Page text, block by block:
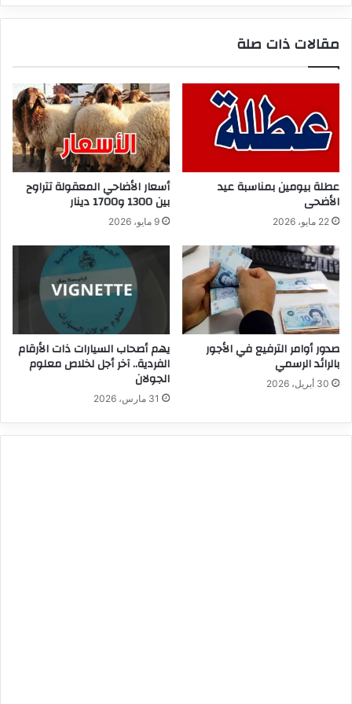
مقالات ذات صلة
عطلة بيومين بمناسبة عيد
الأضحى
22 مايو، 2026
أسعار الأضاحي المعقولة تتراوح
بين 1300 و1700 دينار
9 مايو، 2026
صدور أوامر الترفيع في الأجور
بالرائد الرسمي
30 أبريل، 2026
يهم أصحاب السيارات ذات الأرقام
الفردية.. آخر أجل لخلاص معلوم
الجولان
31 مارس، 2026